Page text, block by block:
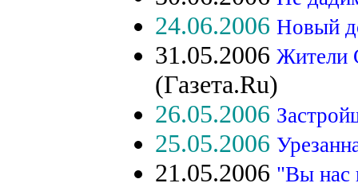
24.06.2006 Новый
31.05.2006 Жители
(Газета.Ru)
26.05.2006
25.05.2006
21.05.2006 "Вы нас